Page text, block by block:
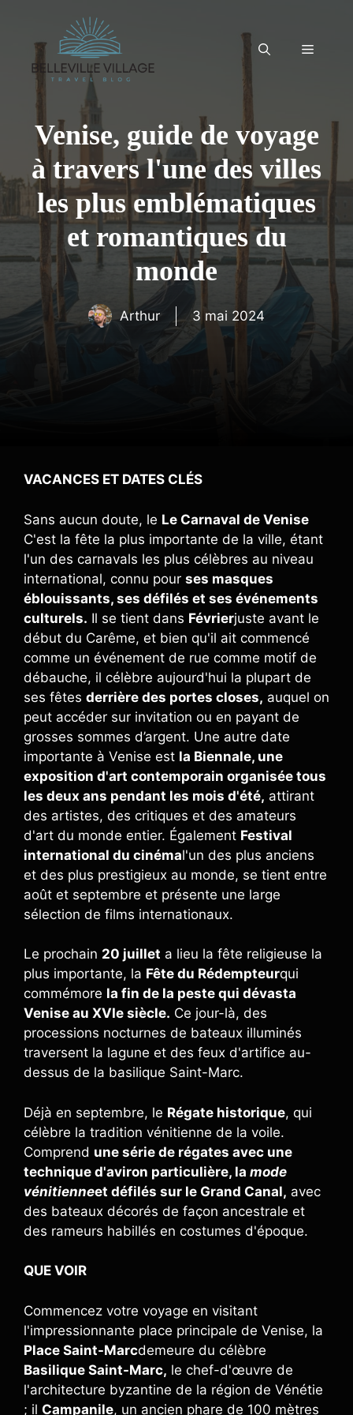
contenu
Menu
Venise, guide de voyage
à travers l'une des villes
les plus emblématiques
et romantiques du
monde
Arthur 3 mai 2024
VACANCES ET DATES CLÉS
Sans aucun doute, le Le Carnaval de Venise
C'est la fête la plus importante de la ville, étant
l'un des carnavals les plus célèbres au niveau
international, connu pour ses masques
éblouissants, ses défilés et ses événements
culturels. Il se tient dans Févrierjuste avant le
début du Carême, et bien qu'il ait commencé
comme un événement de rue comme motif de
débauche, il célèbre aujourd'hui la plupart de
ses fêtes derrière des portes closes, auquel on
peut accéder sur invitation ou en payant de
grosses sommes d’argent. Une autre date
importante à Venise est la Biennale, une
exposition d'art contemporain organisée tous
les deux ans pendant les mois d'été, attirant
des artistes, des critiques et des amateurs
d'art du monde entier. Également Festival
international du cinémal'un des plus anciens
et des plus prestigieux au monde, se tient entre
août et septembre et présente une large
sélection de films internationaux.
Le prochain 20 juillet a lieu la fête religieuse la
plus importante, la Fête du Rédempteurqui
commémore la fin de la peste qui dévasta
Venise au XVIe siècle. Ce jour-là, des
processions nocturnes de bateaux illuminés
traversent la lagune et des feux d'artifice au-
dessus de la basilique Saint-Marc.
Déjà en septembre, le Régate historique, qui
célèbre la tradition vénitienne de la voile.
Comprend une série de régates avec une
technique d'aviron particulière, la mode
vénitienneet défilés sur le Grand Canal, avec
des bateaux décorés de façon ancestrale et
des rameurs habillés en costumes d'époque.
QUE VOIR
Commencez votre voyage en visitant
l'impressionnante place principale de Venise, la
Place Saint-Marcdemeure du célèbre
Basilique Saint-Marc, le chef-d'œuvre de
l'architecture byzantine de la région de Vénétie
; il Campanile, un ancien phare de 100 mètres